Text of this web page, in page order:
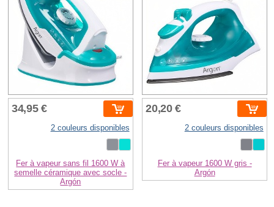
34,95 €
2 couleurs disponibles
Fer à vapeur sans fil 1600 W à
semelle céramique avec socle -
Argón
20,20 €
2 couleurs disponibles
Fer à vapeur 1600 W gris -
Argón